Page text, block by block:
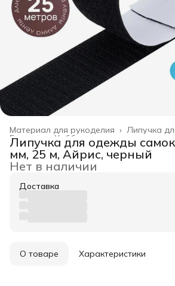
Липучка
Материал для рукоделия ›
Хобби и творчество ›
Главная ›
Липучка для одежды
мм, 25 м, Айрис, черный
Нет в наличии
Доставка
О товаре Характеристики